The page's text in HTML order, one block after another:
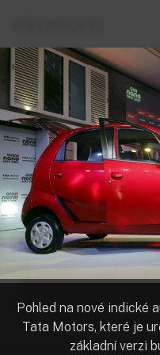
Auto pro třetí
Podívejte
Pohled na nové indické
Tata Motors, které je
základní verzi